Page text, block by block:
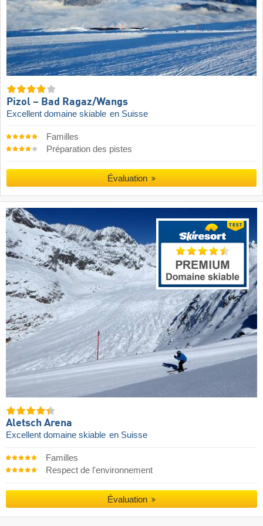
Pizol – Bad Ragaz/​Wangs
Excellent domaine skiable en Suisse
Familles
Préparation des pistes
Évaluation
Aletsch Arena
Excellent domaine skiable en Suisse
Familles
Respect de l'environnement
Évaluation